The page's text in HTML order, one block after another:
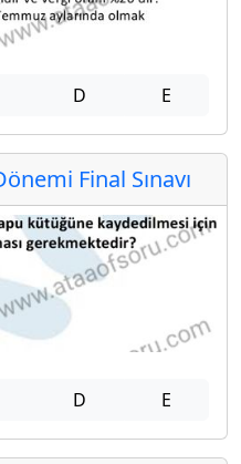
D E
Final Sınavı
D E